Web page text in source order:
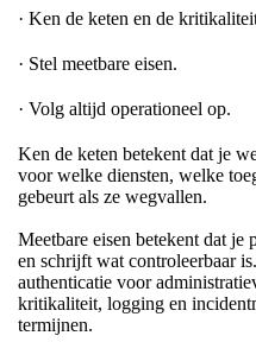
· Ken de keten en de
· Stel meetbare eisen.
· Volg altijd operationeel op.
Ken de keten betekent dat je
voor welke diensten, welke
gebeurt als ze wegvallen.
Meetbare eisen betekent dat
en schrijft wat controleerbaar
authenticatie voor
kritikaliteit, logging en
termijnen.